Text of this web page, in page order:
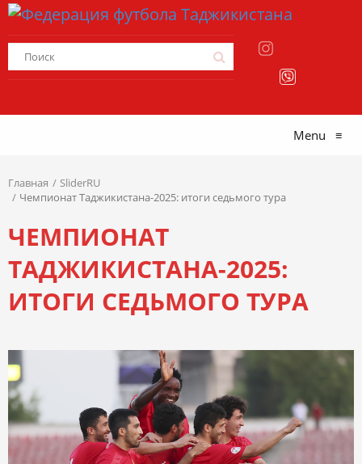
Menu ≡
Главная
SliderRU
Чемпионат Таджикистана-2025: итоги седьмого тура
ЧЕМПИОНАТ
ТАДЖИКИСТАНА-2025:
ИТОГИ СЕДЬМОГО ТУРА